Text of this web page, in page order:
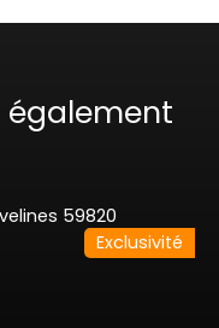
également
Exclusivité